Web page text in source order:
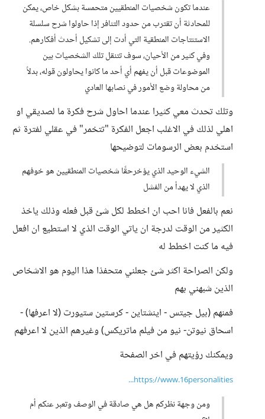
عندما تكون شخصيات المنطقيين متحمسة بشكل خاص، يمكن
للمحادثة أن تقترب من حدود التنافر إذا حاولوا شرح سلسلة
الاستنتاجات المنطقية التي أدت إلى تشكيل أحدث أفكارهم.
وفي كثير من الأحيان، سوف تتنقل تلك الشخصيات بين
الموضوعات قبل أن يفهم أي أحد ما كانوا يحاولون قوله، بدلاً
من محاولة وضع الأمور في نصابها العادي
وتلك تحدث معي كثيرا عندما احاول شرح فكرة ما لصديقي او
اهلي لذلك في الاغلب اجعل الفكرة "تتخمر" في عقلي لفترة ثم
استخدم بعض الرسومات لتوضيحها
الشيء الوحيد الذي يؤخرحقًا شخصيات المنطقيين هو خوفهم
الذي لا يهدأ من الفشل
نعم بالفعل فانا احب ان اخطط لكل شئ قبل فعله وذلك ياخذ
الكثير من الوقت لدرجة ان ياتي الوقت الذي لا استطيع ان افعل
فيه ما كنت اخطط له
ولكن الصراحة اكثر شئ جعلني متحفذا هذا اليوم هو الاشخاص
الذين شبهني بهم
فمنهم (بيل جيتس - اينشتاين - كرستين ستيورت (لا اعرفها) -
اسحاق نيوتن- نيو من فيلم ماتريكس) وغيرهم الذين لا اعرفهم
ويمكنك رؤيتهم في اخر الصفحة
https://www.16personalities...
ومن وجهة نظركم هل هي صادقة في الوصف وتعبر عنكم أم